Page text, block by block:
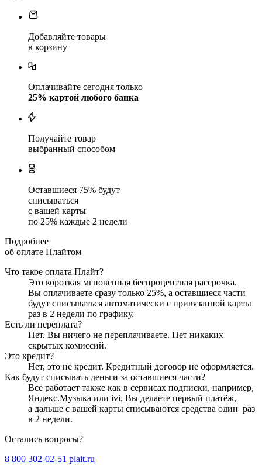
Добавляйте товары
в корзину
Оплачивайте сегодня только
25% картой любого банка
Получайте товар
выбранный способом
Оставшиеся 75% будут
списываться
с вашей карты
по 25% каждые 2 недели
Подробнее
об оплате Плайтом
Что такое оплата Плайт?
Это короткая мгновенная беспроцентная рассрочка.
Вы оплачиваете сразу только 25%, а оставшиеся части
будут списываться автоматически с привязанной карты
раз в 2 недели по графику.
Есть ли переплата?
Нет. Вы ничего не переплачиваете. Нет никаких
скрытых комиссий.
Это кредит?
Нет, это не кредит. Кредитный договор не оформляется.
Как будут списывать деньги за оставшиеся части?
Всё работает также как в сервисах подписки, например,
Яндекс.Музыка или ivi. Вы делаете первый платёж,
а дальше с вашей карты списываются средства один раз
в 2 недели.
Остались вопросы?
8 800 302-02-51 plait.ru